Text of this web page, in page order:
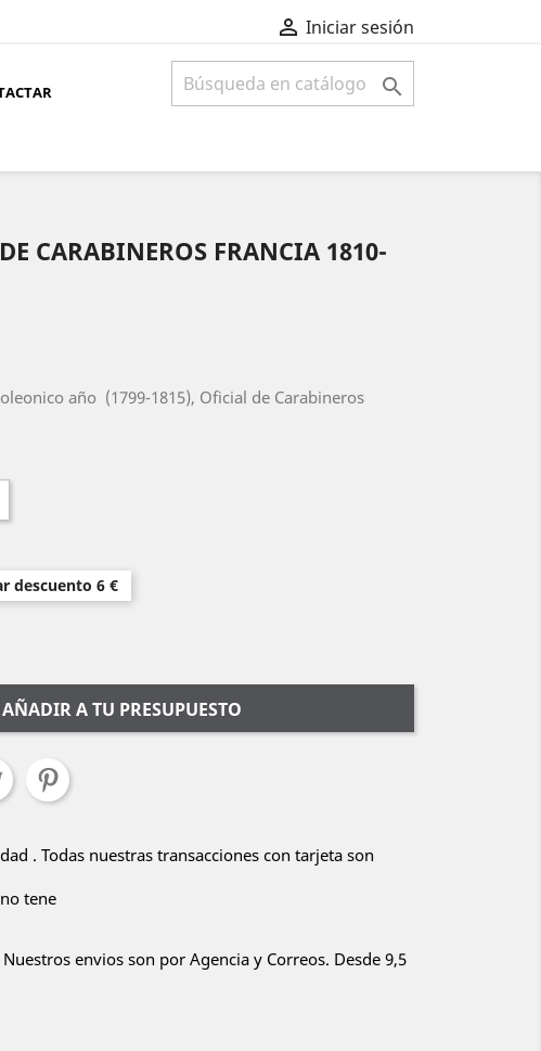
 Iniciar sesión

CARABINEROS FRANCIA 1810-
año (1799-1815), Oficial de Carabineros
descuento 6 €
AÑADIR A TU PRESUPUESTO
. Todas nuestras transacciones con tarjeta son
tene
envios son por Agencia y Correos. Desde 9,5